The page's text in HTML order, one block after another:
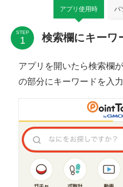
アプリ使用時 パ
STEP 検索欄にキーワ
アプリを開いたら検索欄
の部分にキーワードを入力